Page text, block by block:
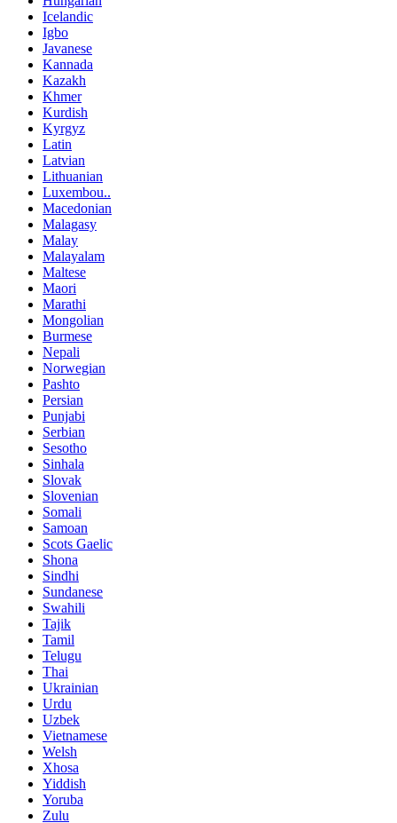
Icelandic
Igbo
Javanese
Kannada
Kazakh
Khmer
Kurdish
Kyrgyz
Latin
Latvian
Lithuanian
Luxembou..
Macedonian
Malagasy
Malay
Malayalam
Maltese
Maori
Marathi
Mongolian
Burmese
Nepali
Norwegian
Pashto
Persian
Punjabi
Serbian
Sesotho
Sinhala
Slovak
Slovenian
Somali
Samoan
Scots Gaelic
Shona
Sindhi
Sundanese
Swahili
Tajik
Tamil
Telugu
Thai
Ukrainian
Urdu
Uzbek
Vietnamese
Welsh
Xhosa
Yiddish
Yoruba
Zulu